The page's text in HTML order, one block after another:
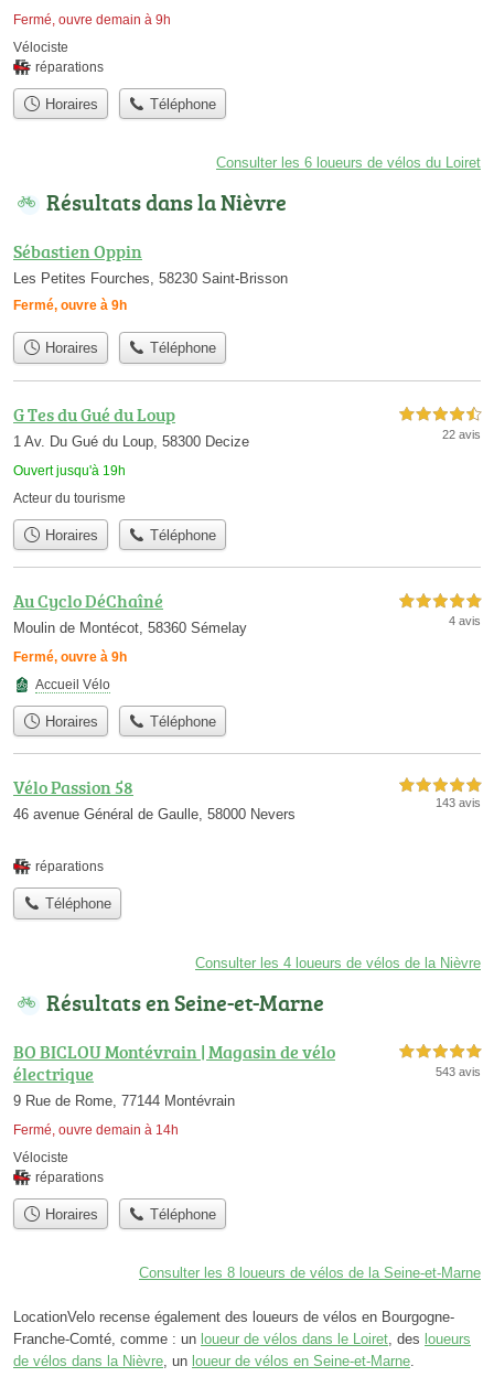
Fermé, ouvre demain à 9h
Vélociste
réparations
Horaires Téléphone
Consulter les 6 loueurs de vélos du Loiret
Résultats dans la Nièvre
Sébastien Oppin
Les Petites Fourches, 58230 Saint-Brisson
Fermé, ouvre à 9h
Horaires Téléphone
G Tes du Gué du Loup
1 Av. Du Gué du Loup, 58300 Decize
Ouvert jusqu'à 19h
4,5 étoiles sur 5
22 avis
Acteur du tourisme
Horaires Téléphone
Au Cyclo DéChaîné
Moulin de Montécot, 58360 Sémelay
Fermé, ouvre à 9h
5,0 étoiles sur 5
4 avis
Accueil Vélo
Horaires Téléphone
Vélo Passion 58
46 avenue Général de Gaulle, 58000 Nevers
5,0 étoiles sur 5
143 avis
réparations
Téléphone
Consulter les 4 loueurs de vélos de la Nièvre
Résultats en Seine-et-Marne
BO BICLOU Montévrain | Magasin de vélo
électrique
9 Rue de Rome, 77144 Montévrain
Fermé, ouvre demain à 14h
5,0 étoiles sur 5
543 avis
Vélociste
réparations
Horaires Téléphone
Consulter les 8 loueurs de vélos de la Seine-et-Marne
LocationVelo recense également des loueurs de vélos en Bourgogne-
Franche-Comté, comme : un loueur de vélos dans le Loiret, des loueurs
de vélos dans la Nièvre, un loueur de vélos en Seine-et-Marne.